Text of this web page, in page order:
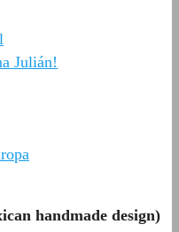
Julián!
handmade design)